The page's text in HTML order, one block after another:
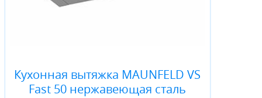
Кухонная вытяжка MAUNFELD VS
Fast 50 нержавеющая сталь